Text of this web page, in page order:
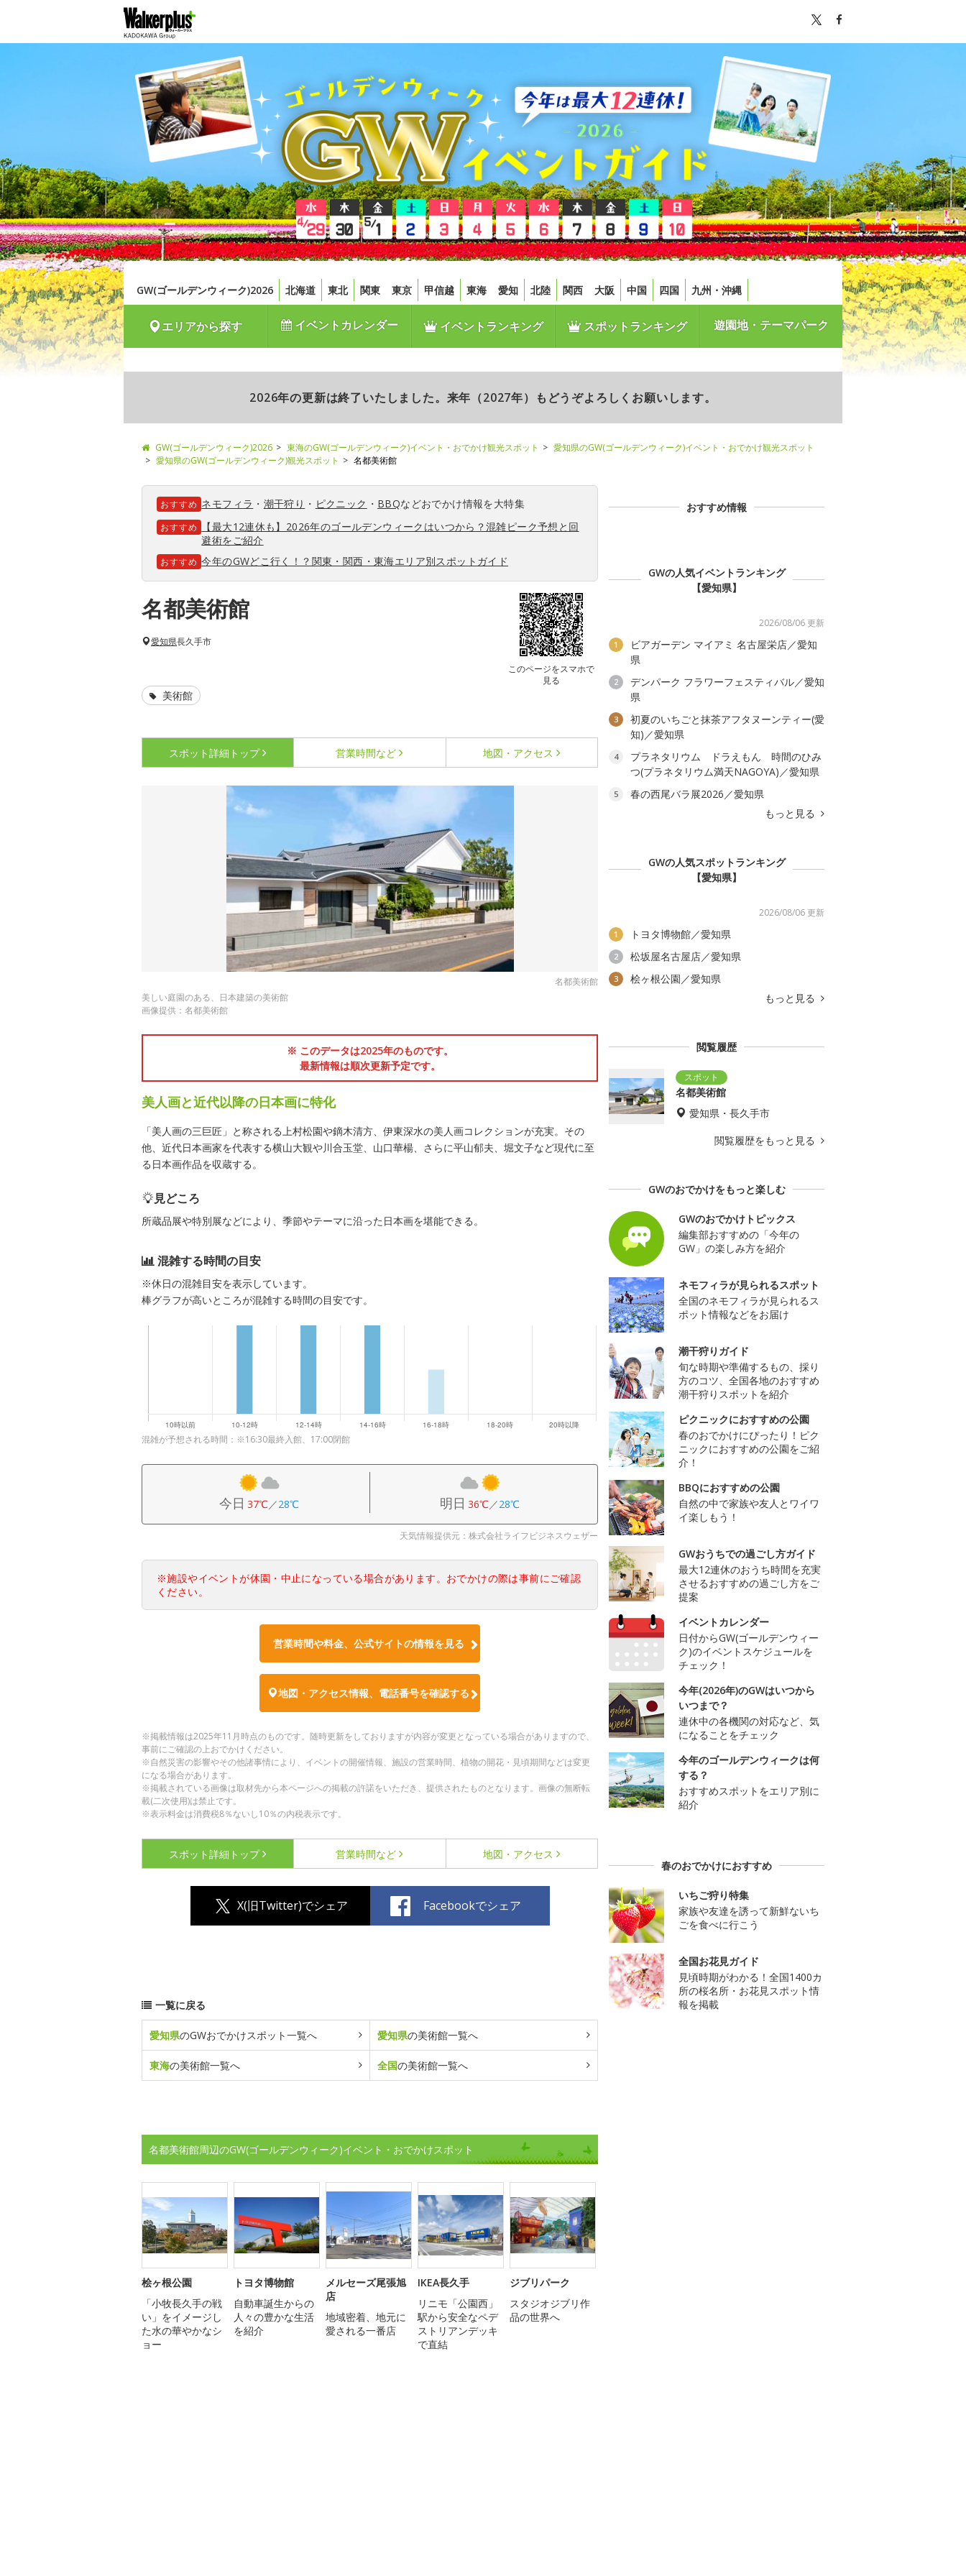
GW(ゴールデンウィーク)2026 北海道 東北 関東 東京 甲信越 東海 愛知 北陸 関西 大阪 中国 四国 九州・沖縄
エリアから探す イベントカレンダー イベントランキング スポットランキング 遊園地・テーマパーク
2026年の更新は終了いたしました。来年（2027年）もどうぞよろしくお願いします。
GW(ゴールデンウィーク)2026 東海のGW(ゴールデンウィーク)イベント・おでかけ観光スポット
愛知県のGW(ゴールデンウィーク)イベント・おでかけ観光スポット
愛知県のGW(ゴールデンウィーク)観光スポット
名都美術館
おすすめ ネモフィラ ・ 潮干狩り ・ ピクニック ・ BBQなどおでかけ情報を大特集
おすすめ
【最大12連休も】2026年のゴールデンウィークはいつから？混雑ピーク予想と回
避術をご紹介
おすすめ 今年のGWどこ行く！？関東・関西・東海エリア別スポットガイド
名都美術館
このページをスマホで
見る
愛知県長久手市
美術館
スポット詳細 トップ 営業時間など 地図・アクセス
名都美術館
美しい庭園のある、日本建築の美術館
画像提供：名都美術館
※ このデータは2025年のものです。
最新情報は順次更新予定です。
美人画と近代以降の日本画に特化
「美人画の三巨匠」と称される上村松園や鏑木清方、伊東深水の美人画コレクションが充実。その
他、近代日本画家を代表する横山大観や川合玉堂、山口華楊、さらに平山郁夫、堀文子など現代に至
る日本画作品を収蔵する。
見どころ
所蔵品展や特別展などにより、季節やテーマに沿った日本画を堪能できる。
混雑する時間の目安
※休日の混雑目安を表示しています。
棒グラフが高いところが混雑する時間の目安です。
混雑が予想される時間：※16:30最終入館、17:00閉館
今日 37℃／28℃ 明日 36℃／28℃
天気情報提供元：株式会社ライフビジネスウェザー
※施設やイベントが休園・中止になっている場合があります。おでかけの際は事前にご確認
ください。
営業時間や料金、公式サイトの情報を見る
地図・アクセス情報、電話番号を確認する
※掲載情報は2025年11月時点のものです。随時更新をしておりますが内容が変更となっている場合がありますので、
事前にご確認の上おでかけください。
※自然災害の影響やその他諸事情により、イベントの開催情報、施設の営業時間、植物の開花・見頃期間などは変更
になる場合があります。
※掲載されている画像は取材先から本ページへの掲載の許諾をいただき、提供されたものとなります。画像の無断転
載(二次使用)は禁止です。
※表示料金は消費税8％ないし10％の内税表示です。
スポット詳細 トップ 営業時間など 地図・アクセス
X(旧Twitter)でシェア Facebookでシェア
一覧に戻る
愛知県のGWおでかけスポット一覧へ 愛知県の美術館一覧へ
東海の美術館一覧へ 全国の美術館一覧へ
名都美術館周辺のGW(ゴールデンウィーク)イベント・おでかけスポット
桧ヶ根公園
「小牧長久手の戦
い」をイメージし
た水の華やかなシ
ョー
トヨタ博物館
自動車誕生からの
人々の豊かな生活
を紹介
メルセーズ尾張旭
店
地域密着、地元に
愛される一番店
IKEA長久手
リニモ「公園西」
駅から安全なペデ
ストリアンデッキ
で直結
ジブリパーク
スタジオジブリ作
品の世界へ
おすすめ情報
GWの人気イベントランキング
【愛知県】
2026/08/06 更新
1
ビアガーデン マイアミ 名古屋栄店／愛知
県
2
デンパーク フラワーフェスティバル／愛知
県
3
初夏のいちごと抹茶アフタヌーンティー(愛
知)／愛知県
4
プラネタリウム ドラえもん 時間のひみ
つ(プラネタリウム満天NAGOYA)／愛知県
5
春の西尾バラ展2026／愛知県
もっと見る
GWの人気スポットランキング
【愛知県】
2026/08/06 更新
1 トヨタ博物館／愛知県
2 松坂屋名古屋店／愛知県
3
桧ヶ根公園／愛知県
もっと見る
閲覧履歴
名都美術館
愛知県・長久手市
閲覧履歴をもっと見る
GWのおでかけをもっと楽しむ
GWのおでかけトピックス
編集部おすすめの「今年の
GW」の楽しみ方を紹介
ネモフィラが見られるスポット
全国のネモフィラが見られるス
ポット情報などをお届け
潮干狩りガイド
旬な時期や準備するもの、採り
方のコツ、全国各地のおすすめ
潮干狩りスポットを紹介
ピクニックにおすすめの公園
春のおでかけにぴったり！ピク
ニックにおすすめの公園をご紹
介！
BBQにおすすめの公園
自然の中で家族や友人とワイワ
イ楽しもう！
GWおうちでの過ごし方ガイド
最大12連休のおうち時間を充実
させるおすすめの過ごし方をご
提案
イベントカレンダー
日付からGW(ゴールデンウィー
ク)のイベントスケジュールを
チェック！
今年(2026年)のGWはいつから
いつまで？
連休中の各機関の対応など、気
になることをチェック
今年のゴールデンウィークは何
する？
おすすめスポットをエリア別に
紹介
春のおでかけにおすすめ
いちご狩り特集
家族や友達を誘って新鮮ないち
ごを食べに行こう
全国お花見ガイド
見頃時期がわかる！全国1400カ
所の桜名所・お花見スポット情
報を掲載